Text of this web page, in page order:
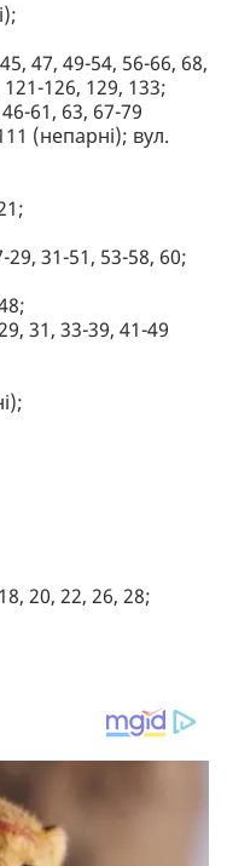
47, 49-54, 56-66, 68,
126, 129, 133;
61, 63, 67-79
(непарні); вул.
31-51, 53-58, 60;
31, 33-39, 41-49
20, 22, 26, 28;